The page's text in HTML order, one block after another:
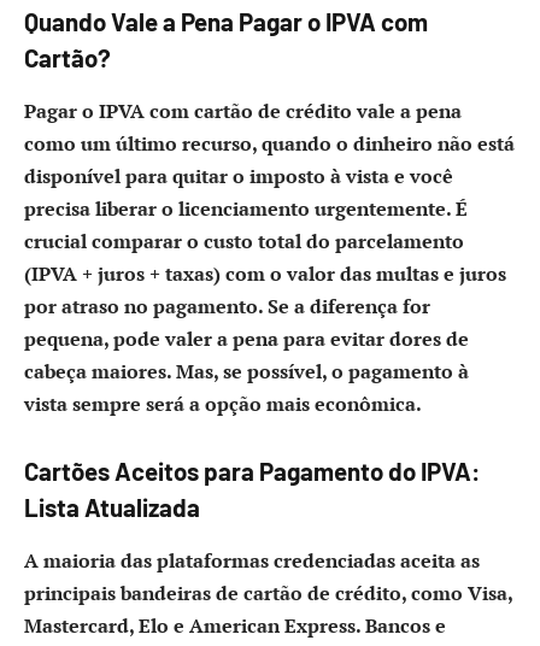
Quando Vale a Pena Pagar o IPVA com
Cartão?
Pagar o IPVA com cartão de crédito vale a pena
como um último recurso, quando o dinheiro não está
disponível para quitar o imposto à vista e você
precisa liberar o licenciamento urgentemente. É
crucial comparar o custo total do parcelamento
(IPVA + juros + taxas) com o valor das multas e juros
por atraso no pagamento. Se a diferença for
pequena, pode valer a pena para evitar dores de
cabeça maiores. Mas, se possível, o pagamento à
vista sempre será a opção mais econômica.
Cartões Aceitos para Pagamento do IPVA:
Lista Atualizada
A maioria das plataformas credenciadas aceita as
principais bandeiras de cartão de crédito, como Visa,
Mastercard, Elo e American Express. Bancos e